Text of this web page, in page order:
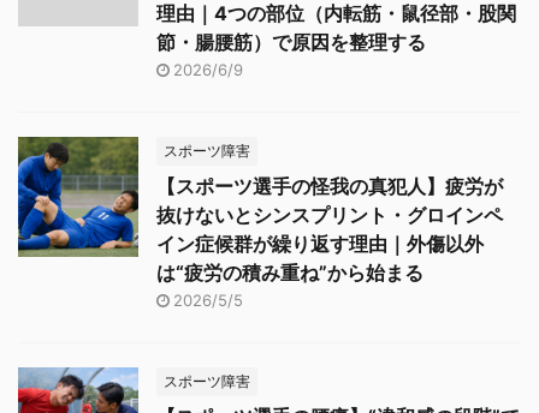
理由｜4つの部位（内転筋・鼠径部・股関
節・腸腰筋）で原因を整理する
2026/6/9
スポーツ障害
【スポーツ選手の怪我の真犯人】疲労が
抜けないとシンスプリント・グロインペ
イン症候群が繰り返す理由｜外傷以外
は“疲労の積み重ね”から始まる
2026/5/5
スポーツ障害